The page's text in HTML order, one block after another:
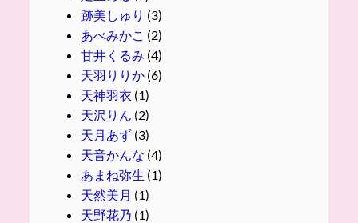
跡美しゅり (3)
あべみかこ (2)
甘井くるみ (4)
天羽りりか(6)
天神羽衣 (1)
天沢りん (2)
天月あず(3)
天音かんな (4)
あまね弥生 (1)
天然美月 (1)
天野花乃 (1)